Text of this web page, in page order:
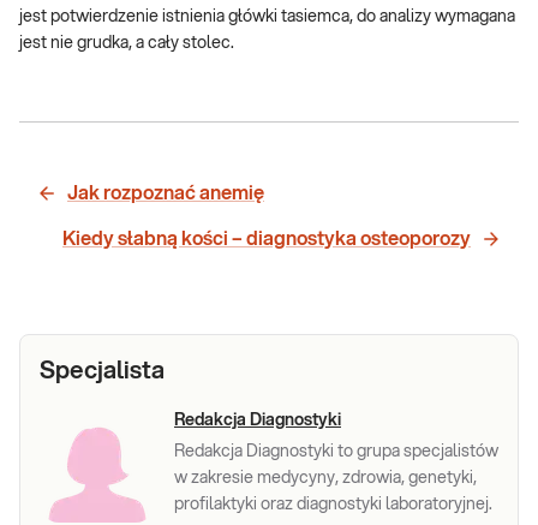
jest potwierdzenie istnienia główki tasiemca, do analizy wymagana
jest nie grudka, a cały stolec.
Jak rozpoznać anemię
Kiedy słabną kości – diagnostyka osteoporozy
Specjalista
Redakcja Diagnostyki
Redakcja Diagnostyki to grupa specjalistów
w zakresie medycyny, zdrowia, genetyki,
profilaktyki oraz diagnostyki laboratoryjnej.